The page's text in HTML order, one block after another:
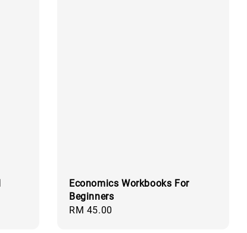
Economics Workbooks For
Beginners
Regular
RM 45.00